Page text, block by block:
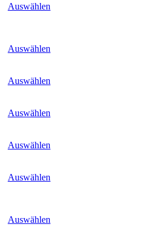
Auswählen
Auswählen
Auswählen
Auswählen
Auswählen
Auswählen
Auswählen